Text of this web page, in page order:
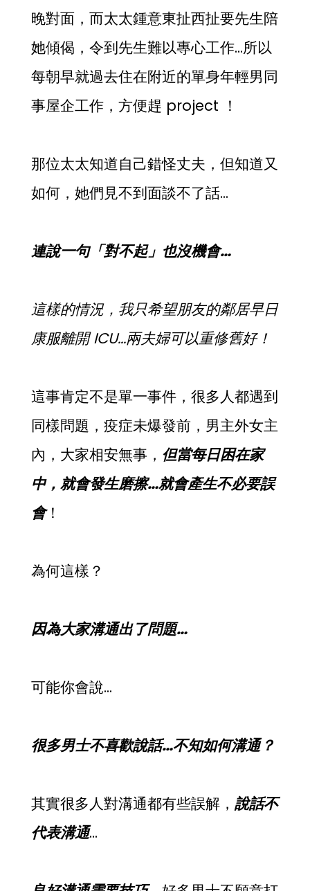
晚對面，而太太鍾意東扯西扯要先生陪
她傾偈，令到先生難以專心工作…所以
每朝早就過去住在附近的單身年輕男同
事屋企工作，方便趕 project ！
那位太太知道自己錯怪丈夫，但知道又
如何，她們見不到面談不了話…
連說一句「對不起」也沒機會…
這樣的情況，我只希望朋友的鄰居早日
康服離開 ICU…兩夫婦可以重修舊好！
這事肯定不是單一事件，很多人都遇到
同樣問題，疫症未爆發前，男主外女主
內，大家相安無事， 但當每日困在家
中，就會發生磨擦…就會產生不必要誤
會！
為何這樣？
因為大家溝通出了問題…
可能你會說…
很多男士不喜歡說話…不知如何溝通？
其實很多人對溝通都有些誤解， 說話不
代表溝通…